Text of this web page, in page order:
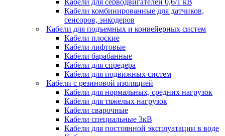
Кабели комбинированные для датчиков,
cенсоров, энкодеров
Кабели для подъемных и конвейерных систем
Кабели плоские
Кабели лифтовые
Кабели барабанные
Кабели для спредера
Кабели для подвижных систем
Кабели с резиновой изоляцией
Кабели для нормальных, средних нагрузок
Кабели для тяжелых нагрузок
Кабели сварочные
Кабели специальные 3кВ
Кабели для постоянной эксплуатации в воде